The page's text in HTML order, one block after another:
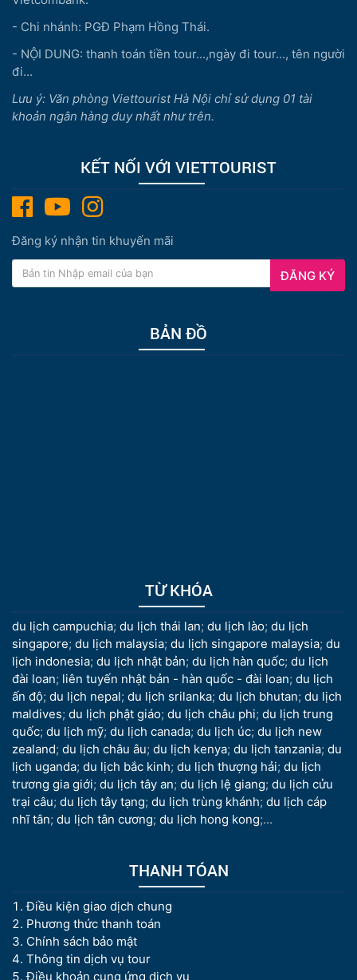
- Chi nhánh: PGĐ Phạm Hồng Thái.
- NỘI DUNG: thanh toán tiền tour...,ngày đi tour..., tên người
đi...
Lưu ý: Văn phòng Viettourist Hà Nội chỉ sử dụng 01 tài
khoản ngân hàng duy nhất như trên.
KẾT NỐI VỚI VIETTOURIST
Đăng ký nhận tin khuyến mãi
ĐĂNG KÝ
BẢN ĐỒ
TỪ KHÓA
du lịch campuchia; du lịch thái lan; du lịch lào; du lịch
singapore; du lịch malaysia; du lịch singapore malaysia; du
lịch indonesia; du lịch nhật bản; du lịch hàn quốc; du lịch
đài loan; liên tuyến nhật bản - hàn quốc - đài loan; du lịch
ấn độ; du lịch nepal; du lịch srilanka; du lịch bhutan; du lịch
maldives; du lịch phật giáo; du lịch châu phi; du lịch trung
quốc; du lịch mỹ; du lịch canada; du lịch úc; du lịch new
zealand; du lịch châu âu; du lịch kenya; du lịch tanzania; du
lịch uganda; du lịch bắc kinh; du lịch thượng hải; du lịch
trương gia giới; du lịch tây an; du lịch lệ giang; du lịch cửu
trại câu; du lịch tây tạng; du lịch trùng khánh; du lịch cáp
nhĩ tân; du lịch tân cương; du lịch hong kong;...
THANH TÓAN
Điều kiện giao dịch chung
Phương thức thanh toán
Chính sách bảo mật
Thông tin dịch vụ tour
Điều khoản cung ứng dịch vụ